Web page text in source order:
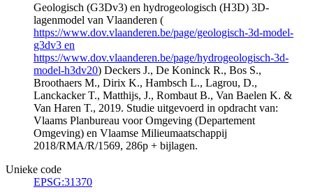
Geologisch (G3Dv3) en hydrogeologisch (H3D) 3D-
lagenmodel van Vlaanderen (
https://www.dov.vlaanderen.be/page/geologisch-3d-model-
g3dv3 en
https://www.dov.vlaanderen.be/page/hydrogeologisch-3d-
model-h3dv20) Deckers J., De Koninck R., Bos S.,
Broothaers M., Dirix K., Hambsch L., Lagrou, D.,
Lanckacker T., Matthijs, J., Rombaut B., Van Baelen K. &
Van Haren T., 2019. Studie uitgevoerd in opdracht van:
Vlaams Planbureau voor Omgeving (Departement
Omgeving) en Vlaamse Milieumaatschappij
2018/RMA/R/1569, 286p + bijlagen.
Unieke code
EPSG:31370